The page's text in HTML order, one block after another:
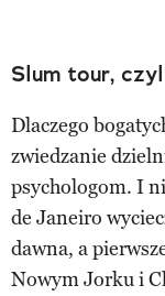
Slum tour,
Dlaczego
zwiedzanie
psychologom. I
de Janeiro
dawna, a
Nowym Jorku i